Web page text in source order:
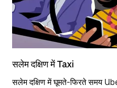
सलेम दक्षिण में Taxi
सलेम दक्षिण में घूमते-फिरते समय